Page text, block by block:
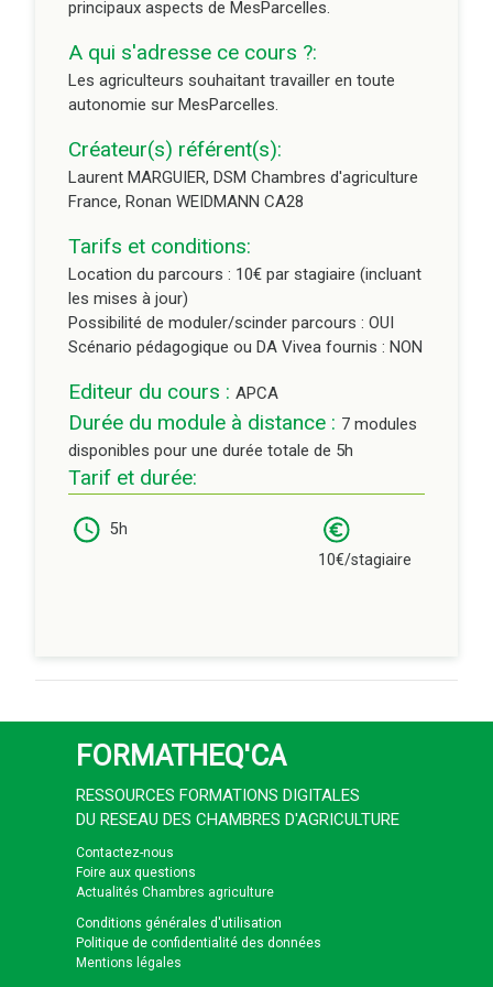
principaux aspects de MesParcelles.
A qui s'adresse ce cours ?:
Les agriculteurs souhaitant travailler en toute
autonomie sur MesParcelles.
Créateur(s) référent(s):
Laurent MARGUIER, DSM Chambres d'agriculture
France, Ronan WEIDMANN CA28
Tarifs et conditions:
Location du parcours : 10€ par stagiaire (incluant
les mises à jour)
Possibilité de moduler/scinder parcours : OUI
Scénario pédagogique ou DA Vivea fournis : NON
Editeur du cours : APCA
Durée du module à distance : 7 modules
disponibles pour une durée totale de 5h
Tarif et durée:
5h
10€/stagiaire
disponibles pour une durée totale de 5h
FORMATHEQ'CA
RESSOURCES FORMATIONS DIGITALES
DU RESEAU DES CHAMBRES D'AGRICULTURE
Contactez-nous
Foire aux questions
Actualités Chambres agriculture
Conditions générales d'utilisation
Politique de confidentialité des données
Mentions légales